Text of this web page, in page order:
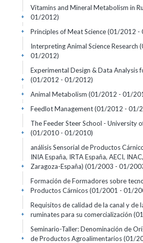
Vitamins and Mineral Metabolism in
01/2012)
+
Principles of Meat Science(01/2012 -
+
Interpreting Animal Science Research
01/2012)
+
Experimental Design & Data Analysis
(01/2012 - 01/2012)
+
Animal Metabolism (01/2012 - 01/
+
Feedlot Management(01/2012 - 01/
+
The Feeder Steer School - University
(01/2010 - 01/2010)
+
análisis Sensorial de Productos
INIA España, IRTA España, AECI,
Zaragoza-España) (01/2003 - 01/
+
Formación de Formadores sobre
Productos Cárnicos(01/2001 - 01/
+
Requisitos de calidad de la canal y de
ruminates para su comercialización
+
Seminario-Taller: Denominación de
de Productos Agroalimentarios(01/
+